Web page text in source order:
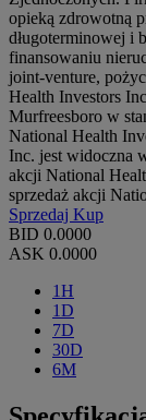
opieką zdrowotną
długoterminowej i
finansowaniu
joint-venture,
Health Investors
Murfreesboro w
National Health
Inc. jest widoczna
akcji National
sprzedaż akcji
Sprzedaj Kup
BID 0.0000
ASK 0.0000
1H
1D
7D
30D
6M